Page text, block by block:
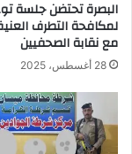
البصرة تحتضن جلسة
لمكافحة التطرف
مع نقابة الصحفيين
28 أغسطس، 2025